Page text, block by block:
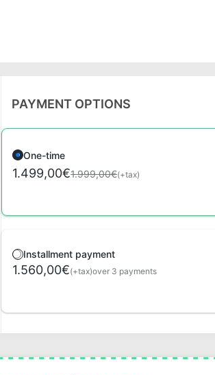
PAYMENT OPTIONS
One-time
1.499,00€1.999,00€(+tax)
Installment payment
1.560,00€(+tax)over 3 payments